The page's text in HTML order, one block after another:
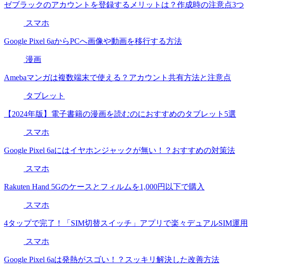
ゼブラックのアカウントを登録するメリットは？作成時の注意点3つ
スマホ
Google Pixel 6aからPCへ画像や動画を移行する方法
漫画
Amebaマンガは複数端末で使える？アカウント共有方法と注意点
タブレット
【2024年版】電子書籍の漫画を読むのにおすすめのタブレット5選
スマホ
Google Pixel 6aにはイヤホンジャックが無い！？おすすめの対策法
スマホ
Rakuten Hand 5Gのケースとフィルムを1,000円以下で購入
スマホ
4タップで完了！「SIM切替スイッチ」アプリで楽々デュアルSIM運用
スマホ
Google Pixel 6aは発熱がスゴい！？スッキリ解決した改善方法